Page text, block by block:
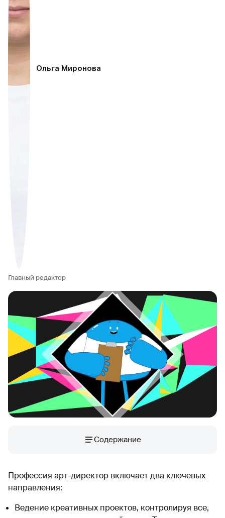
Ольга Миронова
Главный редактор
Содержание
Профессия арт-директор включает два ключевых
направления:
Ведение креативных проектов, контролируя все,